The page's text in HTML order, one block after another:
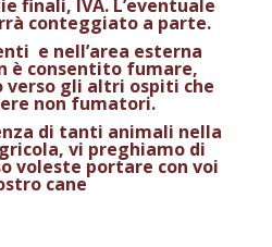
finali, IVA. L’eventuale
conteggiato a parte.
e nell’area esterna
è consentito fumare,
verso gli altri ospiti che
non fumatori.
di tanti animali nella
vi preghiamo di
voleste portare con voi
cane